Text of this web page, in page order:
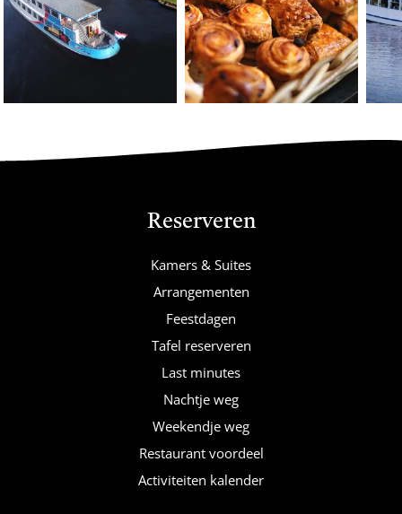
Reserveren
Kamers & Suites
Arrangementen
Feestdagen
Tafel reserveren
Last minutes
Nachtje weg
Weekendje weg
Restaurant voordeel
Activiteiten kalender